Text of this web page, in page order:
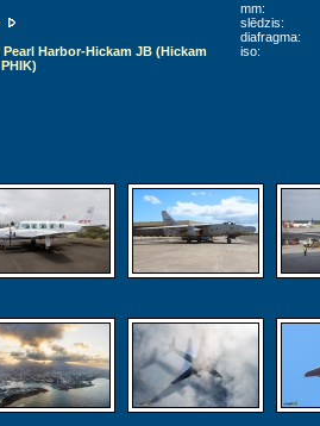
Harbor-Hickam JB (Hickam
mm:
slēdzis:
diafragma:
iso: